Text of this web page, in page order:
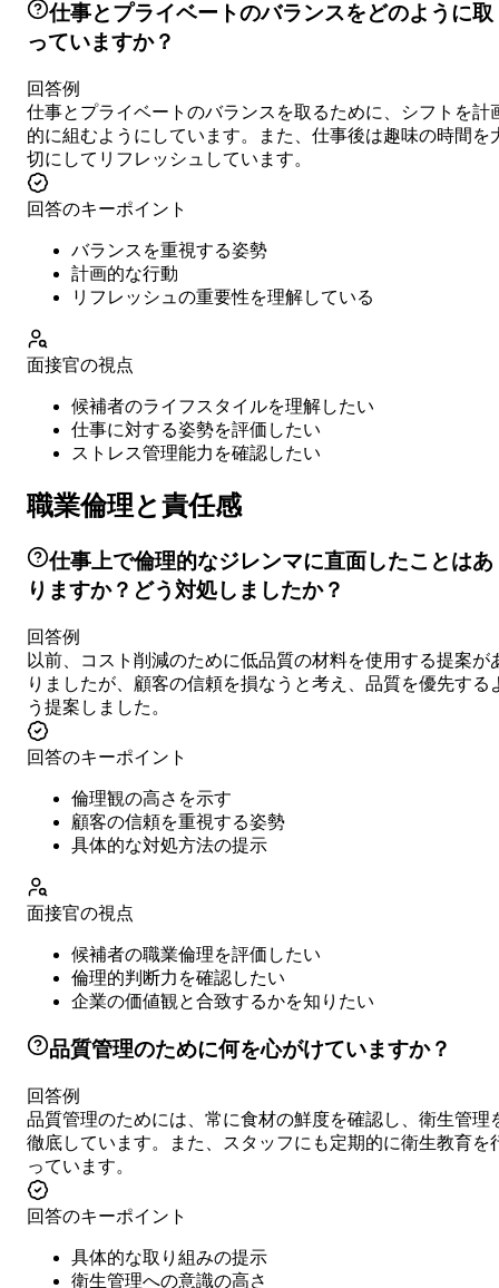
仕事とプライベートのバランスをどのように取
っていますか？
回答例
仕事とプライベートのバランスを取るために、シフトを計
的に組むようにしています。また、仕事後は趣味の時間を
切にしてリフレッシュしています。
回答のキーポイント
バランスを重視する姿勢
計画的な行動
リフレッシュの重要性を理解している
面接官の視点
候補者のライフスタイルを理解したい
仕事に対する姿勢を評価したい
ストレス管理能力を確認したい
職業倫理と責任感
仕事上で倫理的なジレンマに直面したことはあ
りますか？どう対処しましたか？
回答例
以前、コスト削減のために低品質の材料を使用する提案が
りましたが、顧客の信頼を損なうと考え、品質を優先する
う提案しました。
回答のキーポイント
倫理観の高さを示す
顧客の信頼を重視する姿勢
具体的な対処方法の提示
面接官の視点
候補者の職業倫理を評価したい
倫理的判断力を確認したい
企業の価値観と合致するかを知りたい
品質管理のために何を心がけていますか？
回答例
品質管理のためには、常に食材の鮮度を確認し、衛生管理
徹底しています。また、スタッフにも定期的に衛生教育を
っています。
回答のキーポイント
具体的な取り組みの提示
衛生管理への意識の高さ